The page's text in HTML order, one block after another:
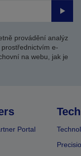
provádění analýz
e-
na webu, jak je
Portal